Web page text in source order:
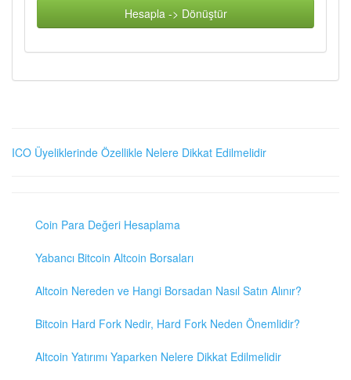
Hesapla -> Dönüştür
ICO Üyeliklerinde Özellikle Nelere Dikkat Edilmelidir
Coin Para Değeri Hesaplama
Yabancı Bitcoin Altcoin Borsaları
Altcoin Nereden ve Hangi Borsadan Nasıl Satın Alınır?
Bitcoin Hard Fork Nedir, Hard Fork Neden Önemlidir?
Altcoin Yatırımı Yaparken Nelere Dikkat Edilmelidir